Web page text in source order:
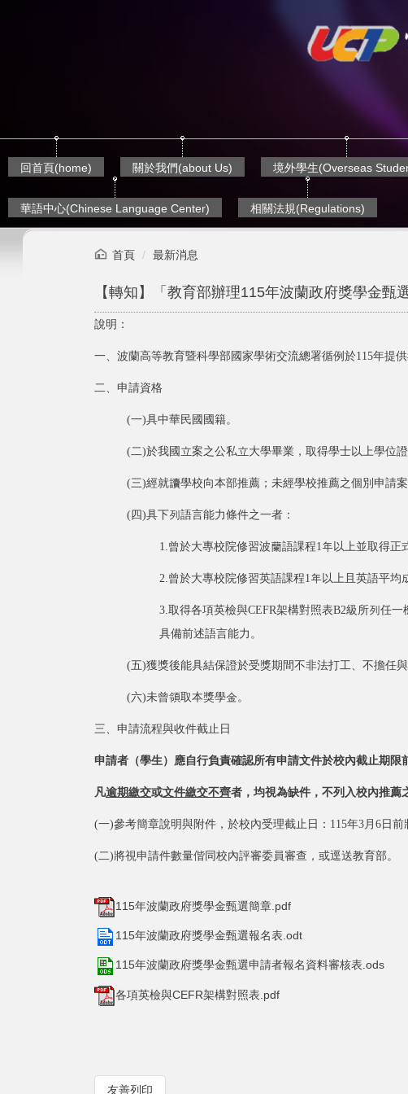
回首頁(home) 關於我們(about Us) 境外學生(Overseas
華語中心(Chinese Language Center) 相關法規(Regulations)
首頁 最新消息
【轉知】「教育部辦理115年波蘭政府獎學金甄
說明：
一、波蘭高等教育暨科學部國家學術交流總署循例於115年提
二、申請資格
(一)具中華民國國籍。
(二)於我國立案之公私立大學畢業，取得學士以上學位證
(三)經就讀學校向本部推薦；未經學校推薦之個別申請
(四)具下列語言能力條件之一者：
1.曾於大專校院修習波蘭語課程1年以上並取得正
2.曾於大專校院修習英語課程1年以上且英語平均
3.取得各項英檢與CEFR架構對照表B2級所列任
具備前述語言能力。
(五)獲獎後能具結保證於受獎期間不非法打工、不擔任
(六)未曾領取本獎學金。
三、申請流程與收件截止日
申請者（學生）應自行負責確認所有申請文件於校內截止期
凡逾期繳交或文件繳交不齊者，均視為缺件，不列入校內推薦
(一)參考簡章說明與附件，於校內受理截止日：115年3月6日
(二)將視申請件數量偕同校內評審委員審查，或逕送教育部。
115年波蘭政府獎學金甄選簡章.pdf
115年波蘭政府獎學金甄選報名表.odt
115年波蘭政府獎學金甄選申請者報名資料審核表.ods
各項英檢與CEFR架構對照表.pdf
友善列印